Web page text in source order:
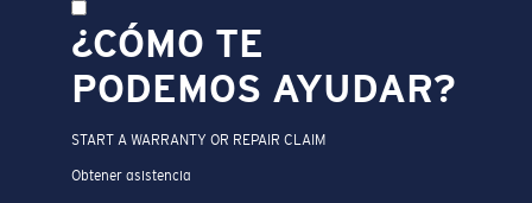
¿CÓMO TE
PODEMOS AYUDAR?
START A WARRANTY OR REPAIR CLAIM
Obtener asistencia